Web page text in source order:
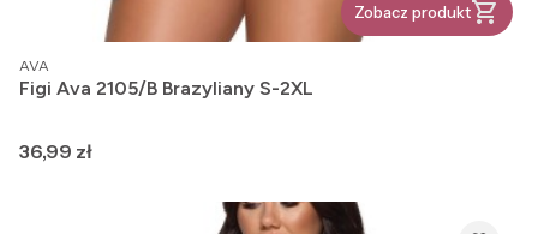
Zobacz produkt
PRODUCENT
AVA
Figi Ava 2105/B Brazyliany S-2XL
Cena
36,99 zł